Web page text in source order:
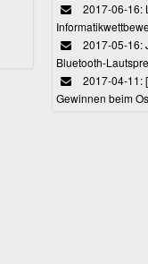
2017-06-16:
2017-05-16:
Bluetooth-
2017-04-11:
Gewinnen beim